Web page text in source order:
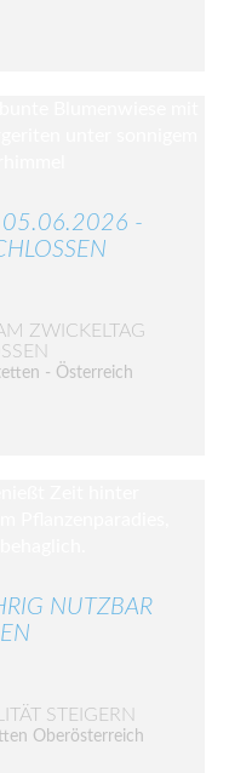
05.06.2026 -
ZWICKELTAG
- Österreich
NUTZBAR
STEIGERN
Oberösterreich